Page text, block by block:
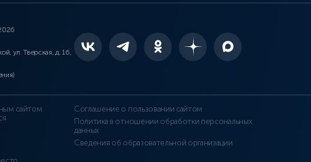
ул. Тверская, д. 16,
сайтом
Соглашение о пользовании сайтом
Политика в отношении обработки персональных
данных
Сведения об образовательной организации